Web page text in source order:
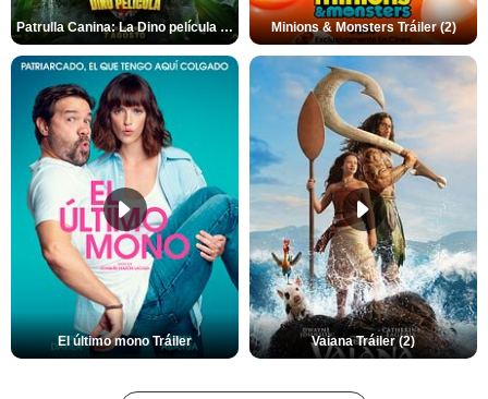
Patrulla Canina: La Dino película Tráiler VO Minions & Monsters Tráiler (2)
El último mono Tráiler Vaiana Tráiler (2)